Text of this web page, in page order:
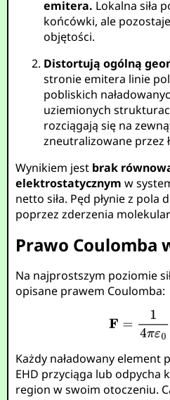
emitera. Lokalna siła
końcówki, ale
objętości.
Distortują ogólną
stronie emitera linie
pobliskich
uziemionych
rozciągają się na
zneutralizowane przez
Wynikiem jest brak
elektrostatycznym w
netto siła. Pęd płynie z pola
poprzez zderzenia
Prawo Coulomba
Na najprostszym poziomie
opisane prawem Coulomba:
Każdy naładowany
EHD przyciąga lub odpycha
region w swoim otoczeniu.